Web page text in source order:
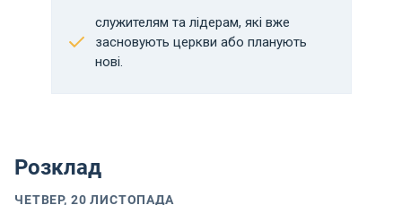
служителям та лідерам, які вже
засновують церкви або планують
нові.
Розклад
ЧЕТВЕР, 20 ЛИСТОПАДА